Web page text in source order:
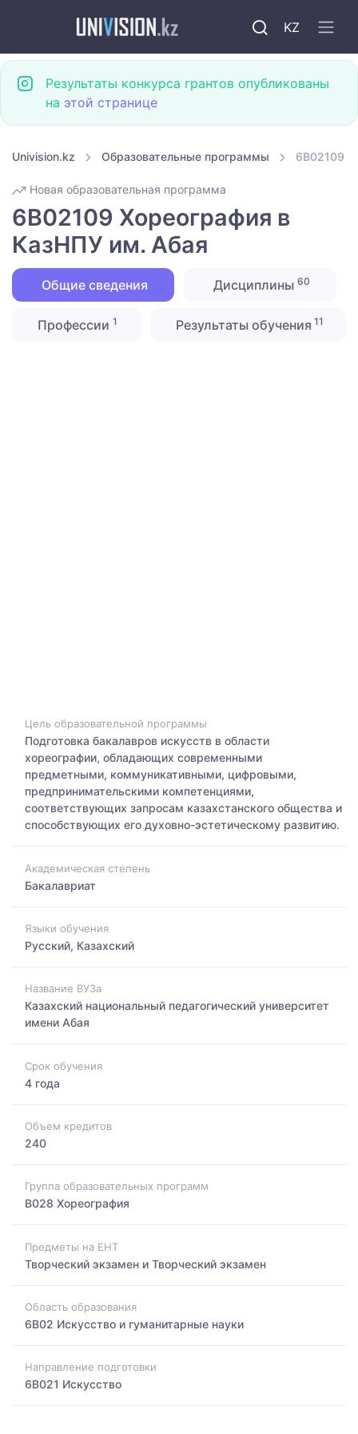
KZ
Результаты конкурса грантов опубликованы
на этой странице
Univision.kz Образовательные программы 6B02109
Новая образовательная программа
6B02109 Хореография в
КазНПУ им. Абая
Общие сведения Дисциплины 60
Профессии1 Результаты обучения 11
Цель образовательной программы
Подготовка бакалавров искусств в области
хореографии, обладающих современными
предметными, коммуникативными, цифровыми,
предпринимательскими компетенциями,
соответствующих запросам казахстанского общества и
способствующих его духовно-эстетическому развитию.
Академическая степень
Бакалавриат
Языки обучения
Русский, Казахский
Название ВУЗа
Казахский национальный педагогический университет
имени Абая
Срок обучения
4 года
Объем кредитов
240
Группа образовательных программ
B028 Хореография
Предметы на ЕНТ
Творческий экзамен и Творческий экзамен
Область образования
6B02 Искусство и гуманитарные науки
Направление подготовки
6B021 Искусство